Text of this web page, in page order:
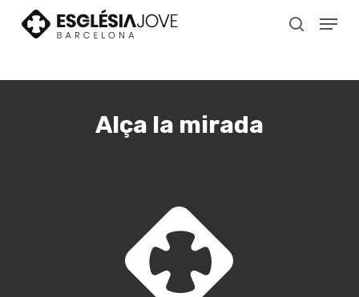
search
Menu
Alça la mirada